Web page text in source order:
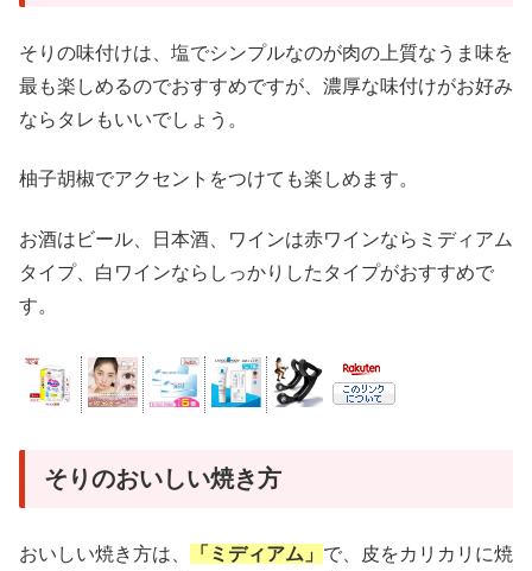
そりの味付けは、塩でシンプルなのが肉の上質なうま味を
最も楽しめるのでおすすめですが、濃厚な味付けがお好み
ならタレもいいでしょう。
柚子胡椒でアクセントをつけても楽しめます。
お酒はビール、日本酒、ワインは赤ワインならミディアム
タイプ、白ワインならしっかりしたタイプがおすすめで
す。
そりのおいしい焼き方
おいしい焼き方は、 「ミディアム」 で、皮をカリカリに焼